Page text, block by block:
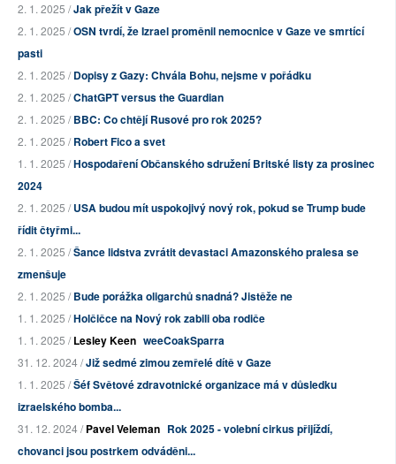
2. 1. 2025 /Jak přežít v Gaze
2. 1. 2025 /OSN tvrdí, že Izrael proměnil nemocnice v Gaze ve smrtící
pasti
2. 1. 2025 /Dopisy z Gazy: Chvála Bohu, nejsme v pořádku
2. 1. 2025 /ChatGPT versus the Guardian
2. 1. 2025 /BBC: Co chtějí Rusové pro rok 2025?
2. 1. 2025 /Robert Fico a svet
1. 1. 2025 /Hospodaření Občanského sdružení Britské listy za prosinec
2024
2. 1. 2025 /USA budou mít uspokojivý nový rok, pokud se Trump bude
řídit čtyřmi...
2. 1. 2025 /Šance lidstva zvrátit devastaci Amazonského pralesa se
zmenšuje
2. 1. 2025 /Bude porážka oligarchů snadná? Jistěže ne
1. 1. 2025 /Holčičce na Nový rok zabili oba rodiče
1. 1. 2025 /Lesley Keen weeCoakSparra
31. 12. 2024 /Již sedmé zimou zemřelé dítě v Gaze
1. 1. 2025 /Šéf Světové zdravotnické organizace má v důsledku
izraelského bomba...
31. 12. 2024 /Pavel Veleman Rok 2025 - volební cirkus přijíždí,
chovanci jsou postrkem odváděni...